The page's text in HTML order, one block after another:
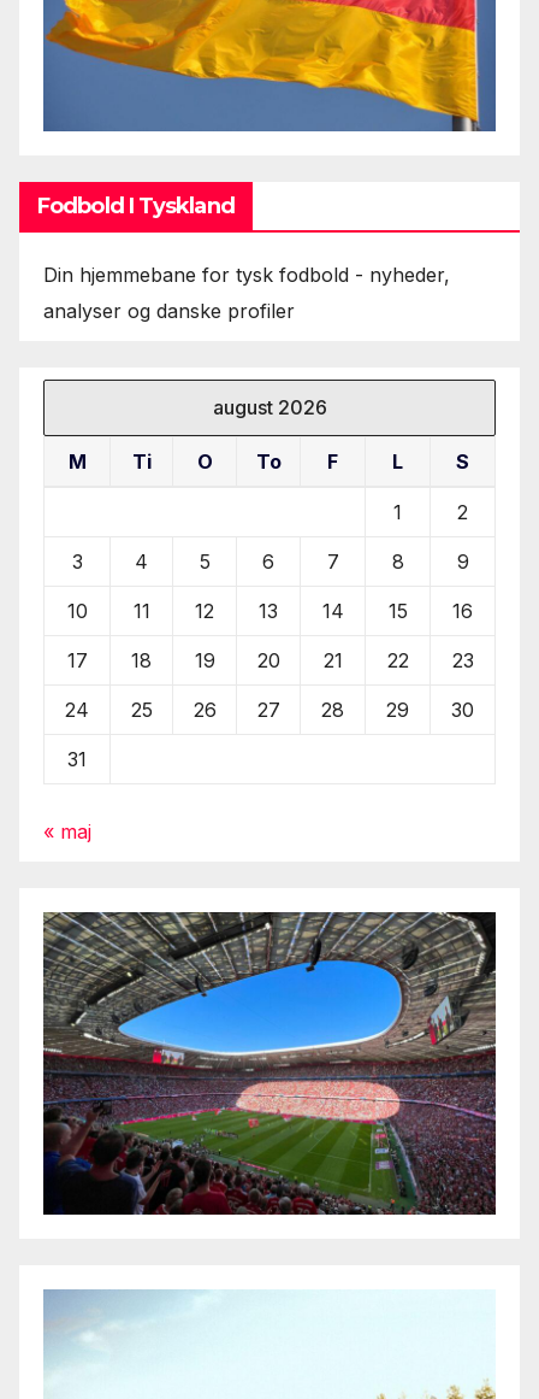
Fodbold I Tyskland
Din hjemmebane for tysk fodbold - nyheder,
analyser og danske profiler
august 2026
M Ti O To F L S
1 2
3 4 5 6 7 8 9
10 11 12 13 14 15 16
17 18 19 20 21 22 23
24 25 26 27 28 29 30
31
« maj